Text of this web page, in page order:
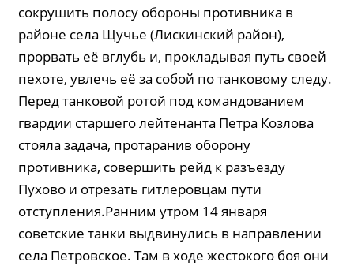
сокрушить полосу обороны противника в
районе села Щучье (Лискинский район),
прорвать её вглубь и, прокладывая путь своей
пехоте, увлечь её за собой по танковому следу.
Перед танковой ротой под командованием
гвардии старшего лейтенанта Петра Козлова
стояла задача, протаранив оборону
противника, совершить рейд к разъезду
Пухово и отрезать гитлеровцам пути
отступления.Ранним утром 14 января
советские танки выдвинулись в направлении
села Петровское. Там в ходе жестокого боя они